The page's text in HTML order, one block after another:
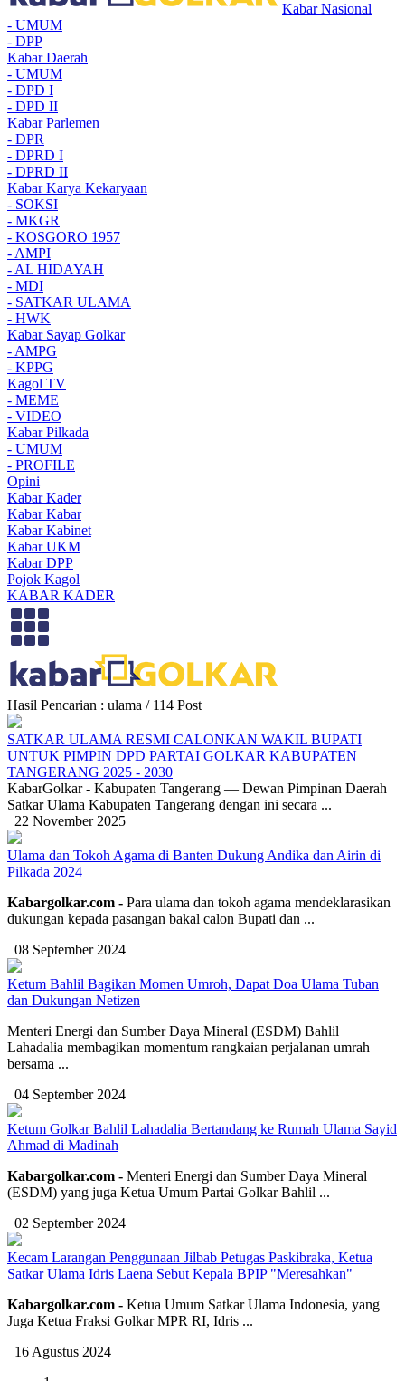
Kabar Nasional
- UMUM
- DPP
Kabar Daerah
- UMUM
- DPD I
- DPD II
Kabar Parlemen
- DPR
- DPRD I
- DPRD II
Kabar Karya Kekaryaan
- SOKSI
- MKGR
- KOSGORO 1957
- AMPI
- AL HIDAYAH
- MDI
- SATKAR ULAMA
- HWK
Kabar Sayap Golkar
- AMPG
- KPPG
Kagol TV
- MEME
- VIDEO
Kabar Pilkada
- UMUM
- PROFILE
Opini
Kabar Kader
Kabar Kabar
Kabar Kabinet
Kabar UKM
Kabar DPP
Pojok Kagol
KABAR KADER
Hasil Pencarian : ulama / 114 Post
SATKAR ULAMA RESMI CALONKAN WAKIL BUPATI
UNTUK PIMPIN DPD PARTAI GOLKAR KABUPATEN
TANGERANG 2025 - 2030
KabarGolkar - Kabupaten Tangerang — Dewan Pimpinan Daerah
Satkar Ulama Kabupaten Tangerang dengan ini secara ...
22 November 2025
Ulama dan Tokoh Agama di Banten Dukung Andika dan Airin di
Pilkada 2024
Kabargolkar.com - Para ulama dan tokoh agama mendeklarasikan
dukungan kepada pasangan bakal calon Bupati dan ...
08 September 2024
Ketum Bahlil Bagikan Momen Umroh, Dapat Doa Ulama Tuban
dan Dukungan Netizen
Menteri Energi dan Sumber Daya Mineral (ESDM) Bahlil
Lahadalia membagikan momentum rangkaian perjalanan umrah
bersama ...
04 September 2024
Ketum Golkar Bahlil Lahadalia Bertandang ke Rumah Ulama Sayid
Ahmad di Madinah
Kabargolkar.com - Menteri Energi dan Sumber Daya Mineral
(ESDM) yang juga Ketua Umum Partai Golkar Bahlil ...
02 September 2024
Kecam Larangan Penggunaan Jilbab Petugas Paskibraka, Ketua
Satkar Ulama Idris Laena Sebut Kepala BPIP "Meresahkan"
Kabargolkar.com - Ketua Umum Satkar Ulama Indonesia, yang
Juga Ketua Fraksi Golkar MPR RI, Idris ...
16 Agustus 2024